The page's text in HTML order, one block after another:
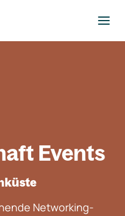
Events
Networking-